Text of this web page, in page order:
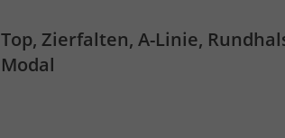
Top, Zierfalten, A-Linie,
Modal